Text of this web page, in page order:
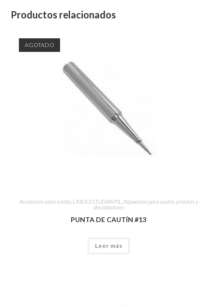
Productos relacionados
AGOTADO
Accesorios para soldar, LÍNEA ESTUDIANTIL Repuestos para cautín, pistolas y
desoldadores
PUNTA DE CAUTÍN #13
Leer más